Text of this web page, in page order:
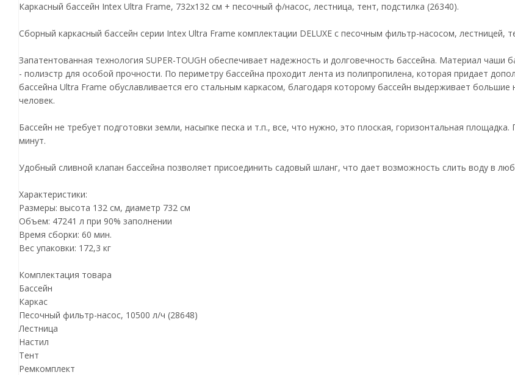
Каркасный бассейн Intex Ultra Frame, 732х132 см + песочный ф/насос, лестница, тент, подстилка (26340).
Сборный каркасный бассейн серии Intex Ultra Frame комплектации DELUXE с песочным фильтр-насосом, лестницей,
Запатентованная технология SUPER-TOUGH обеспечивает надежность и долговечность бассейна. Материал чаши
- полиэстр для особой прочности. По периметру бассейна проходит лента из полипропилена, которая придает
бассейна Ultra Frame обуславливается его стальным каркасом, благодаря которому бассейн выдерживает большие
человек.
Бассейн не требует подготовки земли, насыпке песка и т.п., все, что нужно, это плоская, горизонтальная
минут.
Удобный сливной клапан бассейна позволяет присоединить садовый шланг, что дает возможность слить воду в
Характеристики:
Размеры: высота 132 см, диаметр 732 см
Объем: 47241 л при 90% заполнении
Время сборки: 60 мин.
Вес упаковки: 172,3 кг
Комплектация товара
Бассейн
Каркас
Песочный фильтр-насос, 10500 л/ч (28648)
Лестница
Настил
Тент
Ремкомплект